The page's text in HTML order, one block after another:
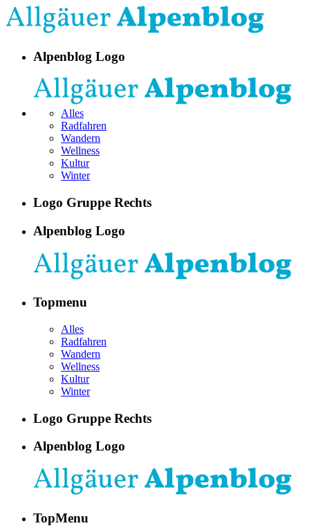
Alpenblog Logo
Alles
Radfahren
Wandern
Wellness
Kultur
Winter
Logo Gruppe Rechts
Alpenblog Logo
Topmenu
Alles
Radfahren
Wandern
Wellness
Kultur
Winter
Logo Gruppe Rechts
Alpenblog Logo
TopMenu